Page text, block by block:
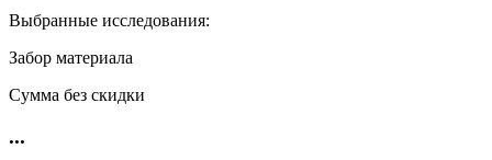
Выбранные исследования:
Забор материала
Cумма без скидки
...